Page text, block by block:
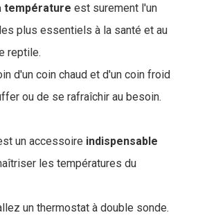
température est surement l'un
plus essentiels à la santé et au
reptile.
d'un coin chaud et d'un coin froid
ou de se rafraîchir au besoin.
un accessoire indispensable
les températures du
un thermostat à double sonde.